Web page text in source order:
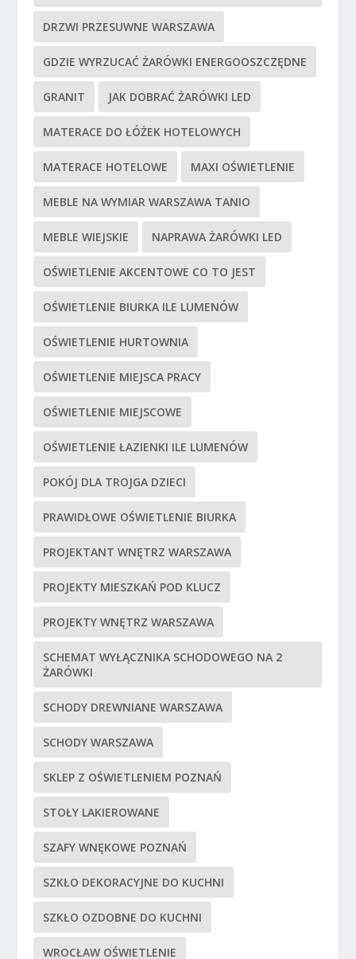
DRZWI PRZESUWNE WARSZAWA
GDZIE WYRZUCAĆ ŻARÓWKI ENERGOOSZCZĘDNE
GRANIT JAK DOBRAĆ ŻARÓWKI LED
MATERACE DO ŁÓŻEK HOTELOWYCH
MATERACE HOTELOWE MAXI OŚWIETLENIE
MEBLE NA WYMIAR WARSZAWA TANIO
MEBLE WIEJSKIE NAPRAWA ŻARÓWKI LED
OŚWIETLENIE AKCENTOWE CO TO JEST
OŚWIETLENIE BIURKA ILE LUMENÓW
OŚWIETLENIE HURTOWNIA
OŚWIETLENIE MIEJSCA PRACY
OŚWIETLENIE MIEJSCOWE
OŚWIETLENIE ŁAZIENKI ILE LUMENÓW
POKÓJ DLA TROJGA DZIECI
PRAWIDŁOWE OŚWIETLENIE BIURKA
PROJEKTANT WNĘTRZ WARSZAWA
PROJEKTY MIESZKAŃ POD KLUCZ
PROJEKTY WNĘTRZ WARSZAWA
SCHEMAT WYŁĄCZNIKA SCHODOWEGO NA 2
ŻARÓWKI
SCHODY DREWNIANE WARSZAWA
SCHODY WARSZAWA
SKLEP Z OŚWIETLENIEM POZNAŃ
STOŁY LAKIEROWANE
SZAFY WNĘKOWE POZNAŃ
SZKŁO DEKORACYJNE DO KUCHNI
SZKŁO OZDOBNE DO KUCHNI
WROCŁAW OŚWIETLENIE